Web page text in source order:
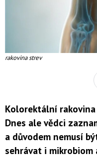
rakovina strev
Kolorektální rakovina
Dnes ale vědci
a důvodem nemusí
sehrávat i mikrobiom